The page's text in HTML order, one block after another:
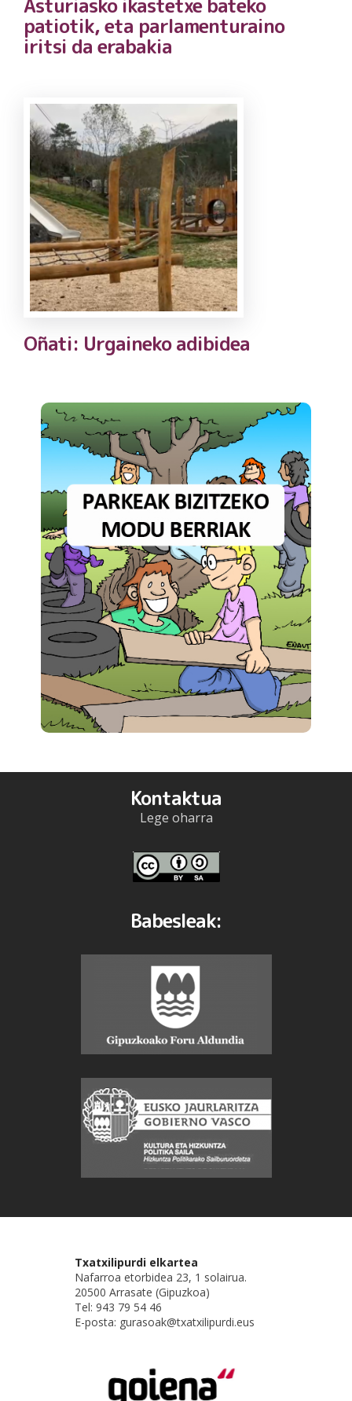
Asturiasko ikastetxe bateko
patiotik, eta parlamenturaino
iritsi da erabakia
Oñati: Urgaineko adibidea
Kontaktua
Lege oharra
Babesleak:
Txatxilipurdi elkartea
Nafarroa etorbidea 23, 1 solairua.
20500 Arrasate (Gipuzkoa)
Tel: 943 79 54 46
E-posta: gurasoak@txatxilipurdi.eus